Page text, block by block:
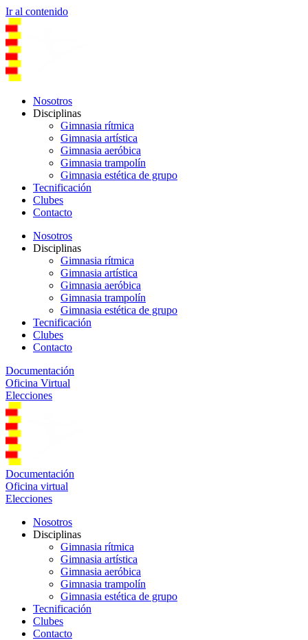
Ir al contenido
Nosotros
Disciplinas
Gimnasia rítmica
Gimnasia artística
Gimnasia aeróbica
Gimnasia trampolín
Gimnasia estética de grupo
Tecnificación
Clubes
Contacto
Nosotros
Disciplinas
Gimnasia rítmica
Gimnasia artística
Gimnasia aeróbica
Gimnasia trampolín
Gimnasia estética de grupo
Tecnificación
Clubes
Contacto
Documentación
Oficina Virtual
Elecciones
Documentación
Oficina virtual
Elecciones
Nosotros
Disciplinas
Gimnasia rítmica
Gimnasia artística
Gimnasia aeróbica
Gimnasia trampolín
Gimnasia estética de grupo
Tecnificación
Clubes
Contacto